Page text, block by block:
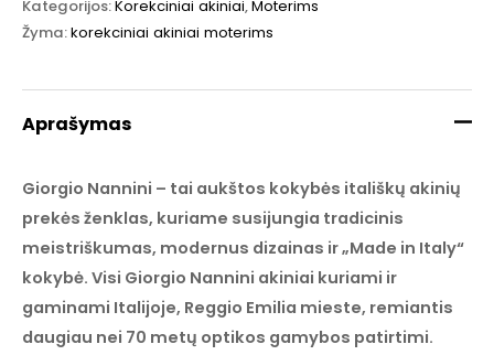
Kategorijos:Korekciniai akiniai,Moterims
Žyma:korekciniai akiniai moterims
Aprašymas
Giorgio Nannini – tai aukštos kokybės itališkų akinių
prekės ženklas, kuriame susijungia tradicinis
meistriškumas, modernus dizainas ir „Made in Italy“
kokybė. Visi Giorgio Nannini akiniai kuriami ir
gaminami Italijoje, Reggio Emilia mieste, remiantis
daugiau nei 70 metų optikos gamybos patirtimi.